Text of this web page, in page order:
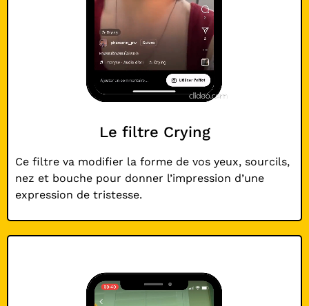
Le filtre Crying
Ce filtre va modifier la forme de vos yeux, sourcils,
nez et bouche pour donner l’impression d’une
expression de tristesse.